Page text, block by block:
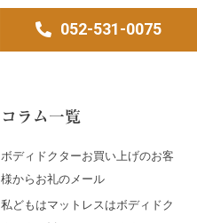
052-531-0075
コラム一覧
ボディドクターお買い上げのお客
様からお礼のメール
私どもはマットレスはボディドク